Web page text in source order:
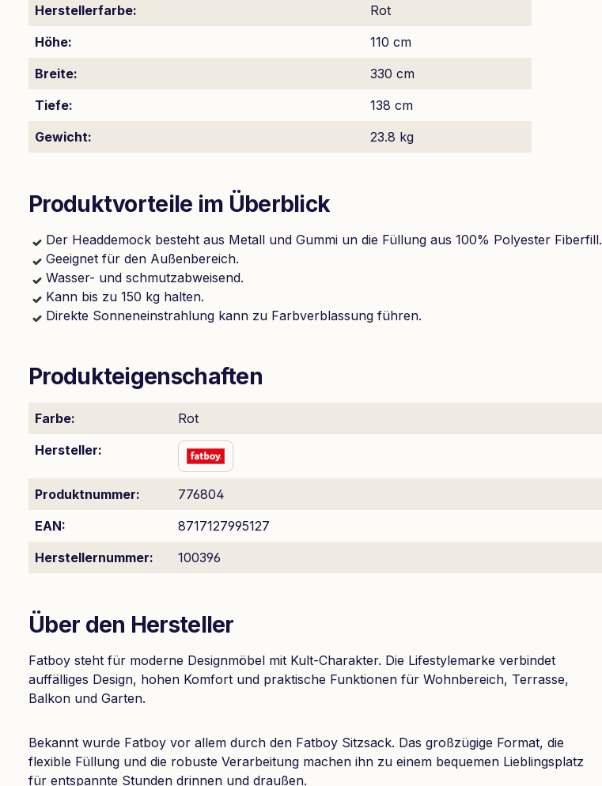
Herstellerfarbe:
Rot
Höhe:
110 cm
Breite:
330 cm
Tiefe:
138 cm
Gewicht:
23.8 kg
Produktvorteile im Überblick
Der Headdemock besteht aus Metall und Gummi un die Füllung aus 100% Polyester Fiberfill.
Geeignet für den Außenbereich.
Wasser- und schmutzabweisend.
Kann bis zu 150 kg halten.
Direkte Sonneneinstrahlung kann zu Farbverblassung führen.
Produkteigenschaften
Farbe:
Rot
Hersteller:
Produktnummer:
776804
EAN:
8717127995127
Herstellernummer:
100396
Über den Hersteller
Fatboy steht für moderne Designmöbel mit Kult-Charakter. Die Lifestylemarke verbindet
auffälliges Design, hohen Komfort und praktische Funktionen für Wohnbereich, Terrasse,
Balkon und Garten.
Bekannt wurde Fatboy vor allem durch den Fatboy Sitzsack. Das großzügige Format, die
flexible Füllung und die robuste Verarbeitung machen ihn zu einem bequemen Lieblingsplatz
für entspannte Stunden drinnen und draußen.